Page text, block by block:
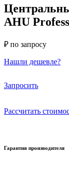
AHU
₽ по запросу
Нашли дешевле?
Запросить
Рассчитать
Гарантия производителя